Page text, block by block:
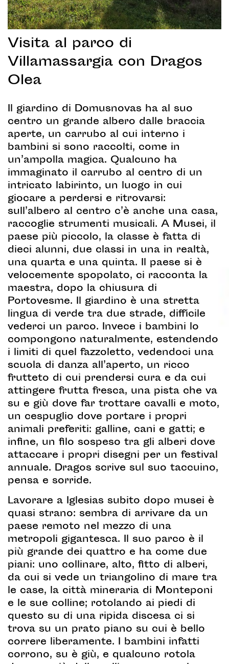
Visita al parco di
Villamassargia con Dragos
Olea
Il giardino di Domusnovas ha al suo
centro un grande albero dalle braccia
aperte, un carrubo al cui interno i
bambini si sono raccolti, come in
un’ampolla magica. Qualcuno ha
immaginato il carrubo al centro di un
intricato labirinto, un luogo in cui
giocare a perdersi e ritrovarsi:
sull’albero al centro c’è anche una casa,
raccoglie strumenti musicali. A Musei, il
paese più piccolo, la classe è fatta di
dieci alunni, due classi in una in realtà,
una quarta e una quinta. Il paese si è
velocemente spopolato, ci racconta la
maestra, dopo la chiusura di
Portovesme. Il giardino è una stretta
lingua di verde tra due strade, difficile
vederci un parco. Invece i bambini lo
compongono naturalmente, estendendo
i limiti di quel fazzoletto, vedendoci una
scuola di danza all’aperto, un ricco
frutteto di cui prendersi cura e da cui
attingere frutta fresca, una pista che va
su e giù dove far trottare cavalli e moto,
un cespuglio dove portare i propri
animali preferiti: galline, cani e gatti; e
infine, un filo sospeso tra gli alberi dove
attaccare i propri disegni per un festival
annuale. Dragos scrive sul suo taccuino,
pensa e sorride.
Lavorare a Iglesias subito dopo musei è
quasi strano: sembra di arrivare da un
paese remoto nel mezzo di una
metropoli gigantesca. Il suo parco è il
più grande dei quattro e ha come due
piani: uno collinare, alto, fitto di alberi,
da cui si vede un triangolino di mare tra
le case, la città mineraria di Monteponi
e le sue colline; rotolando ai piedi di
questo su di una ripida discesa ci si
trova su un prato piano su cui è bello
correre liberamente. I bambini infatti
corrono, su è giù, e qualcuno rotola